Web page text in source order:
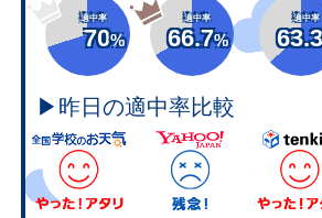
適中率
70%
適中率
66.7%
適中率
63.3
▶昨日の適中率比較